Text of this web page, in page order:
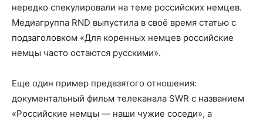
нередко спекулировали на теме российских немцев.
Медиагруппа RND выпустила в своё время статью с
подзаголовком «Для коренных немцев российские
немцы часто остаются русскими».
Еще один пример предвзятого отношения:
документальный фильм телеканала SWR с названием
«Российские немцы — наши чужие соседи», а